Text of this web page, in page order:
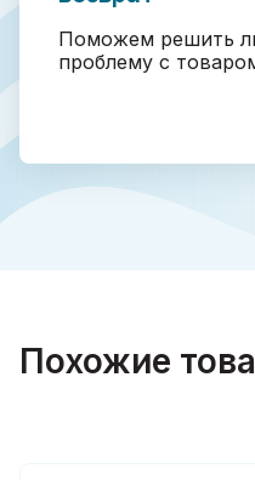
Поможем решить
проблему с
Похожие